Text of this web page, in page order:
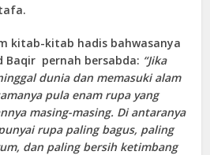
kitab-kitab hadis bahwasanya
Baqir pernah bersabda: “Jika
dunia dan memasuki alam
pula enam rupa yang
masing-masing. Di antaranya
rupa paling bagus, paling
dan paling bersih ketimbang